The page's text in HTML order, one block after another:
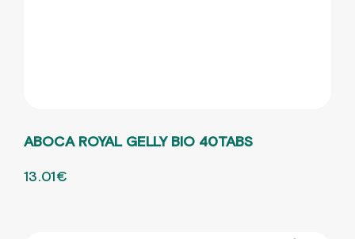
ABOCA ROYAL GELLY BIO 40TABS
ORIGINAL PRICE WAS: 18.58€.
13.01€